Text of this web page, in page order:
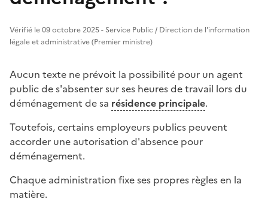
Vérifié le 09 octobre 2025 - Service Public / Direction de l'information
légale et administrative (Premier ministre)
Aucun texte ne prévoit la possibilité pour un agent
public de s'absenter sur ses heures de travail lors du
déménagement de sa résidence principale.
Toutefois, certains employeurs publics peuvent
accorder une autorisation d'absence pour
déménagement.
Chaque administration fixe ses propres règles en la
matière.